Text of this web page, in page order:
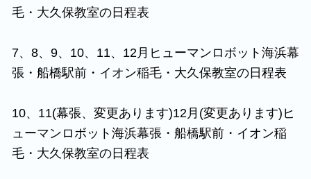
毛・大久保教室の日程表
7、8、9、10、11、12月ヒューマンロボット海浜幕
張・船橋駅前・イオン稲毛・大久保教室の日程表
10、11(幕張、変更あります)12月(変更あります)ヒ
ューマンロボット海浜幕張・船橋駅前・イオン稲
毛・大久保教室の日程表